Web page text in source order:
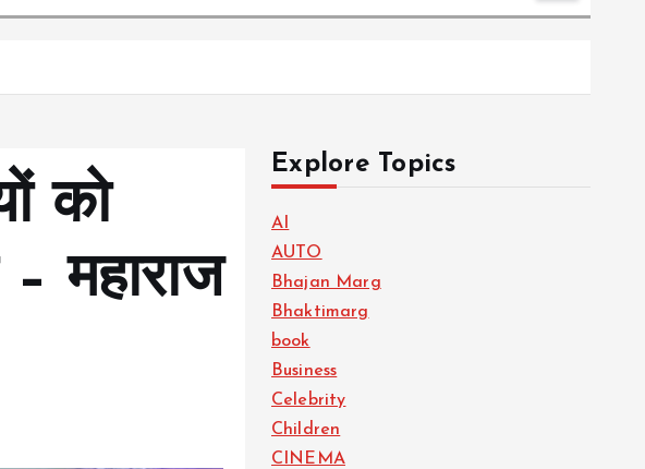
को
– महाराज
Explore Topics
AI
AUTO
Bhajan Marg
Bhaktimarg
book
Business
Celebrity
Children
CINEMA